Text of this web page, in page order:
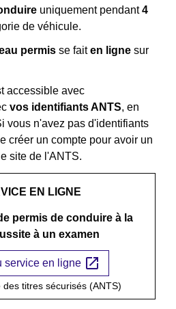
uniquement pendant4
de véhicule.
permis se faiten ligne sur
accessible avec
vos identifiants ANTS, en
vous n'avez pas d'identifiants
créer un compte pour avoir un
site de l'ANTS.
EN LIGNE
permis de conduire à la
à un examen
service en ligne open_in_new
titres sécurisés (ANTS)